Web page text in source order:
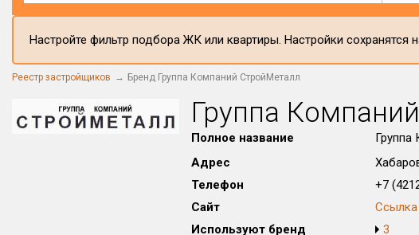
Настройте фильтр подбора ЖК или квартиры. Настройки
Реестр застройщиков Бренд Группа Компаний СтройМеталл
Группа
Полное название
Группа
Адрес
Телефон
+7
Сайт
Ссылка
Используют бренд
3